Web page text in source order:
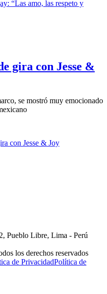
gira con Jesse &
se mostró muy emocionado
Pueblo Libre, Lima - Perú
los derechos reservados
de PrivacidadPolítica de